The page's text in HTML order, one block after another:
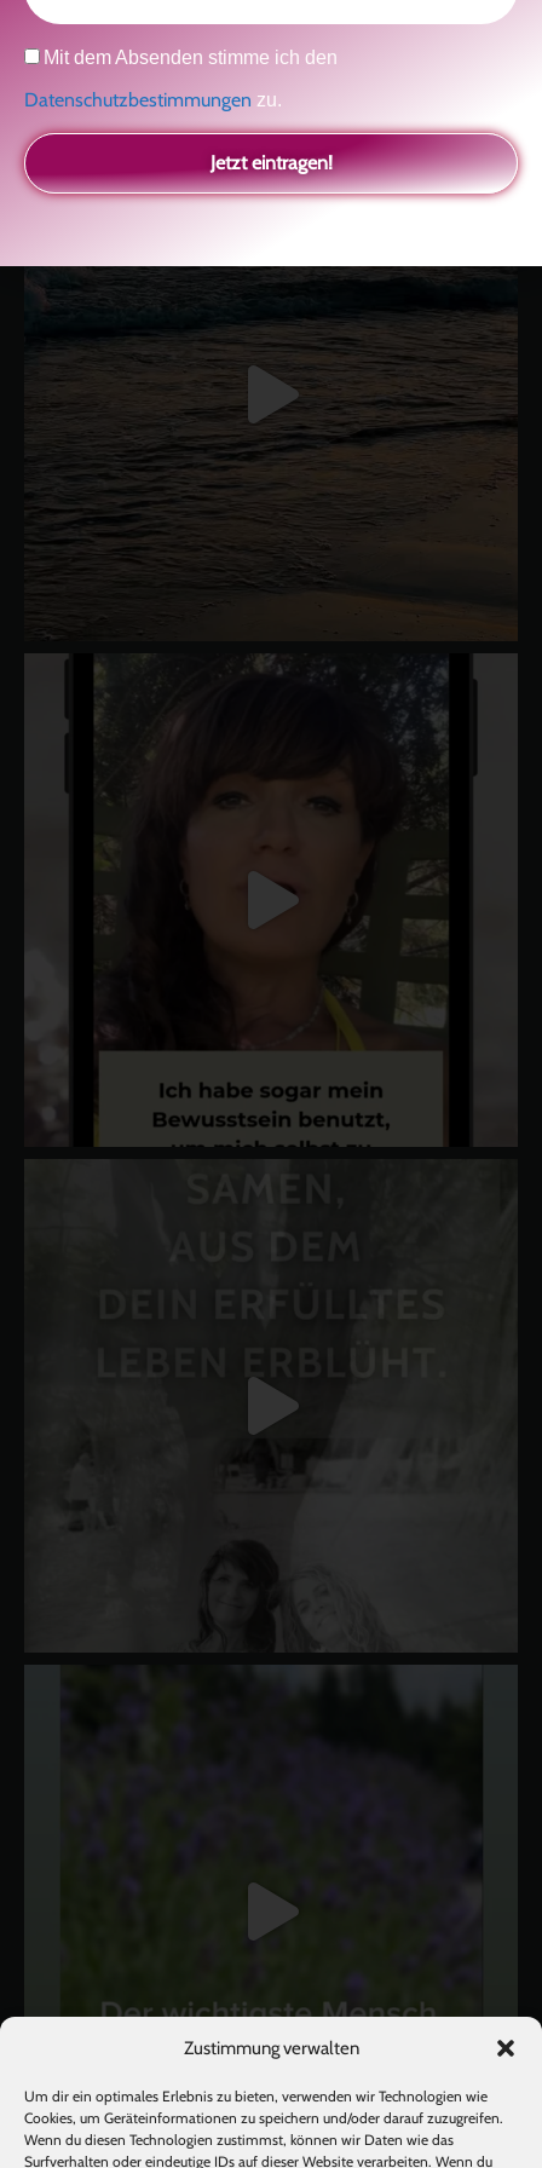
Zustimmung verwalten
Um dir ein optimales Erlebnis zu bieten, verwenden wir Technologien wie
Cookies, um Geräteinformationen zu speichern und/oder darauf zuzugreifen.
Wenn du diesen Technologien zustimmst, können wir Daten wie das
Surfverhalten oder eindeutige IDs auf dieser Website verarbeiten. Wenn du
kolitscher.by.biotic
Selbstliebe, Aussöhnung mit der Kindheit, Potenzial entfalten,
glückliche Beziehung-The Master Key
Kolitscher
Sisterlove
Datenschutz
Mit dem Absenden stimme ich den
Datenschutzbestimmungen zu.
Jetzt eintragen!